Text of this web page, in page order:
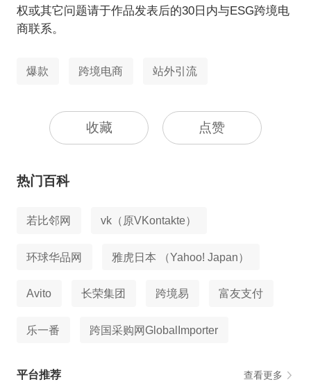
权或其它问题请于作品发表后的30日内与ESG跨境电
商联系。
爆款 跨境电商 站外引流
收藏 点赞
热门百科
若比邻网 vk（原VKontakte）
环球华品网 雅虎日本 （Yahoo! Japan）
Avito 长荣集团 跨境易 富友支付
乐一番 跨国采购网GlobalImporter
平台推荐 查看更多